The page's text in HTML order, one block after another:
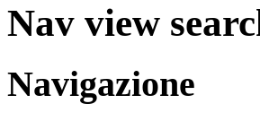
Nav view
Navigazione